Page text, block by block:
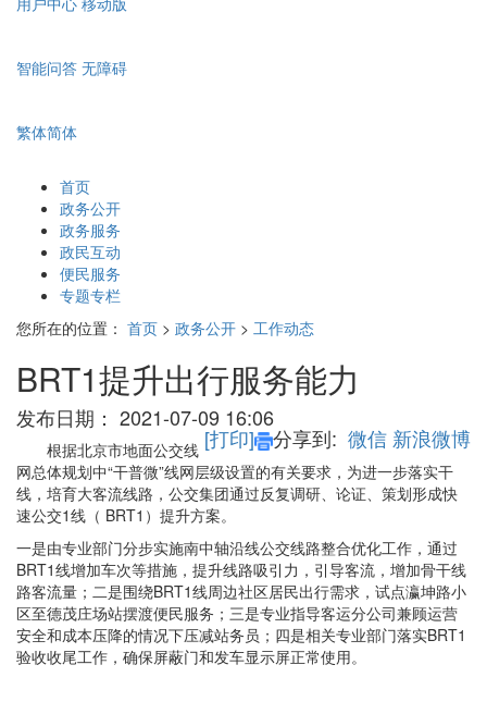
智能问答 无障碍
繁体简体
首页
政务公开
政务服务
政民互动
便民服务
专题专栏
您所在的位置： 首页 > 政务公开 > 工作动态
BRT1提升出行服务能力
发布日期： 2021-07-09 16:06
[打印] 分享到: 微信 新浪微博
根据北京市地面公交线
网总体规划中“干普微”线网层级设置的有关要求，为进一步落实干
线，培育大客流线路，公交集团通过反复调研、论证、策划形成快
速公交1线（ BRT1）提升方案。
一是由专业部门分步实施南中轴沿线公交线路整合优化工作，通过
BRT1线增加车次等措施，提升线路吸引力，引导客流，增加骨干线
路客流量；二是围绕BRT1线周边社区居民出行需求，试点瀛坤路小
区至德茂庄场站摆渡便民服务；三是专业指导客运分公司兼顾运营
安全和成本压降的情况下压减站务员；四是相关专业部门落实BRT1
验收收尾工作，确保屏蔽门和发车显示屏正常使用。